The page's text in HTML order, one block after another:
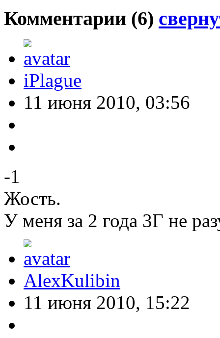
Комментарии (6)
iPlague
11 июня 2010, 03:56
-1
Жость.
У меня за 2 года 3Г не
AlexKulibin
11 июня 2010, 15:22